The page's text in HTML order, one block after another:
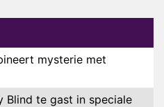
mysterie met
Blind te gast in speciale